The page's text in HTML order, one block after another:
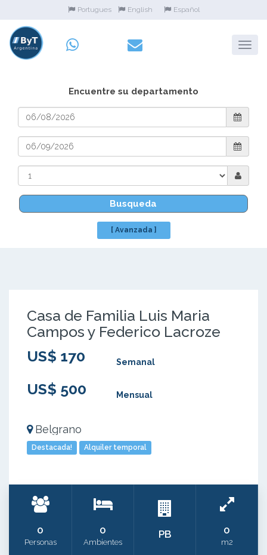
Portugues English Español
Encuentre su departamento
Busqueda
[ Avanzada ]
Casa de Familia Luis Maria
Campos y Federico Lacroze
US$ 170
Semanal
US$ 500 Mensual
Belgrano
Destacada! Alquiler temporal
0
Personas
0
Ambientes
PB 0
m2